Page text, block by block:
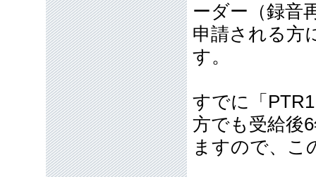
ーダー（録音
申請される方
す。
すでに「
方でも受給後
ますので、こ